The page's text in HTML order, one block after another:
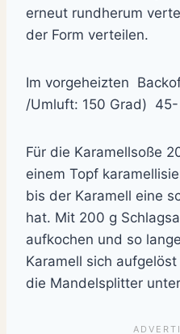
erneut rundherum
der Form verteilen.
Im vorgeheizten
/Umluft: 150 Grad)
Für die Karamellsoße
einem Topf
bis der Karamell eine
hat. Mit 200 g
aufkochen und so
Karamell sich
die Mandelsplitter